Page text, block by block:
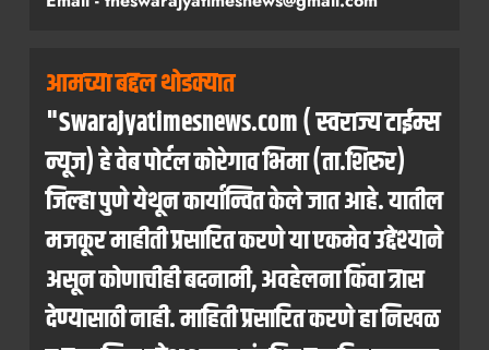
आमच्या बद्दल थोडक्यात
"Swarajyatimesnews.com ( स्वराज्य टाईम्स
न्यूज) हे वेब पोर्टल कोरेगाव भिमा (ता.शिरुर)
जिल्हा पुणे येथून कार्यान्वित केले जात आहे. यातील
मजकूर माहीती प्रसारित करणे या एकमेव उद्देश्याने
असून कोणाचीही बदनामी, अवहेलना किंवा त्रास
देण्यासाठी नाही. माहिती प्रसारित करणे हा निखळ